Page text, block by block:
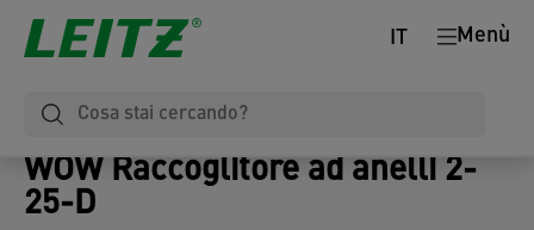
Menù
IT
WOW Raccoglitore ad anelli 2-
25-D